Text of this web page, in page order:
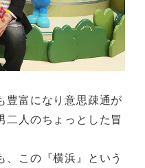
豊富になり意思疎通が
二人のちょっとした冒
、この『横浜』という